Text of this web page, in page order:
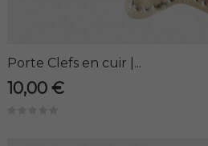
Porte Clefs en cuir |...
10,00 €